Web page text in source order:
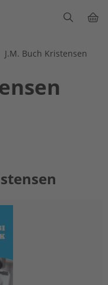
J.M. Buch Kristensen